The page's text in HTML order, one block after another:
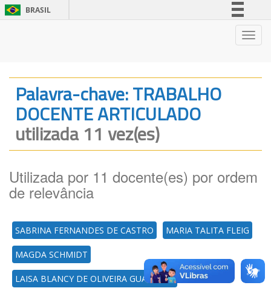
BRASIL
Legislação
Canais
Palavra-chave: TRABALHO
DOCENTE ARTICULADO
utilizada 11 vez(es)
Utilizada por 11 docente(es) por ordem
de relevância
SABRINA FERNANDES DE CASTRO MARIA TALITA FLEIG
MAGDA SCHMIDT
LAISA BLANCY DE OLIVEIRA GUARIENTI